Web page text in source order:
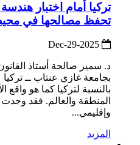
تركيا أمام اختبار
تحفظ مصالحها في
د. سمير صالحة أستاذ
بالنسبة لتركيا كما هو واقع
المنطقة والعالم. فقد
وإقليمي...
المزيد